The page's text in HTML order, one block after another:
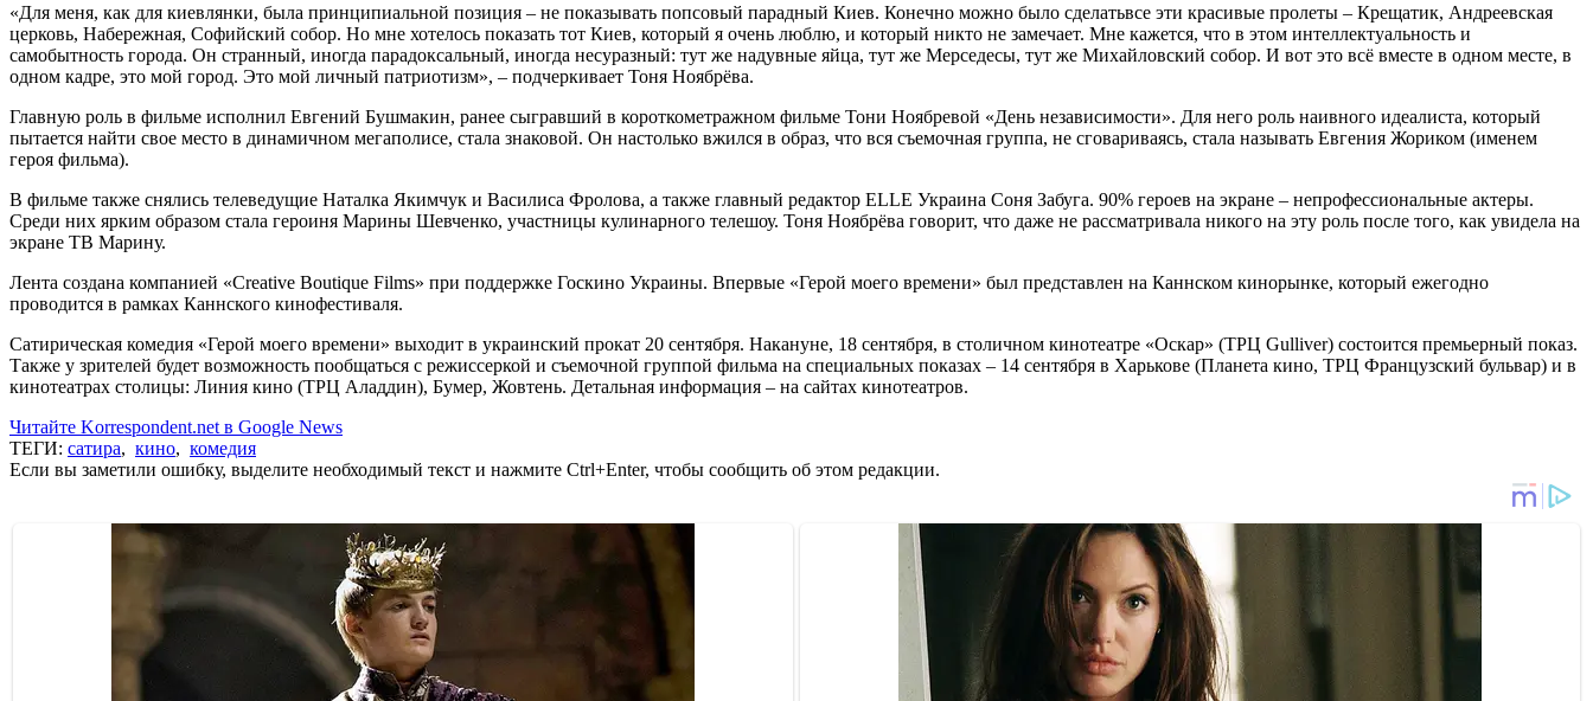
«Для меня, как для киевлянки, была принципиальной позиция – не показывать попсовый парадный Киев. Конечно можно было сделатьвсе эти красивые пролеты – Крещатик, Андреевская
церковь, Набережная, Софийский собор. Но мне хотелось показать тот Киев, который я очень люблю, и который никто не замечает. Мне кажется, что в этом интеллектуальность и
самобытность города. Он странный, иногда парадоксальный, иногда несуразный: тут же надувные яйца, тут же Мерседесы, тут же Михайловский собор. И вот это всё вместе в одном месте, в
одном кадре, это мой город. Это мой личный патриотизм», – подчеркивает Тоня Ноябрёва.
Главную роль в фильме исполнил Евгений Бушмакин, ранее сыгравший в короткометражном фильме Тони Ноябревой «День независимости». Для него роль наивного идеалиста, который
пытается найти свое место в динамичном мегаполисе, стала знаковой. Он настолько вжился в образ, что вся съемочная группа, не сговариваясь, стала называть Евгения Жориком (именем
героя фильма).
В фильме также снялись телеведущие Наталка Якимчук и Василиса Фролова, а также главный редактор ELLE Украина Соня Забуга. 90% героев на экране – непрофессиональные актеры.
Среди них ярким образом стала героиня Марины Шевченко, участницы кулинарного телешоу. Тоня Ноябрёва говорит, что даже не рассматривала никого на эту роль после того, как увидела на
экране ТВ Марину.
Лента создана компанией «Creative Boutique Films» при поддержке Госкино Украины. Впервые «Герой моего времени» был представлен на Каннском кинорынке, который ежегодно
проводится в рамках Каннского кинофестиваля.
Сатирическая комедия «Герой моего времени» выходит в украинский прокат 20 сентября. Накануне, 18 сентября, в столичном кинотеатре «Оскар» (ТРЦ Gulliver) состоится премьерный показ.
Также у зрителей будет возможность пообщаться с режиссеркой и съемочной группой фильма на специальных показах – 14 сентября в Харькове (Планета кино, ТРЦ Французский бульвар) и в
кинотеатрах столицы: Линия кино (ТРЦ Аладдин), Бумер, Жовтень. Детальная информация – на сайтах кинотеатров.
Читайте Korrespondent.net в Google News
ТЕГИ: сатира, кино, комедия
Если вы заметили ошибку, выделите необходимый текст и нажмите Ctrl+Enter, чтобы сообщить об этом редакции.